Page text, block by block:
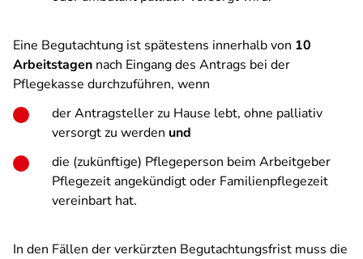
Eine Begutachtung ist spätestens innerhalb von 10
Arbeitstagen nach Eingang des Antrags bei der
Pflegekasse durchzuführen, wenn
der Antragsteller zu Hause lebt, ohne palliativ
versorgt zu werden und
die (zukünftige) Pflegeperson beim Arbeitgeber
Pflegezeit angekündigt oder Familienpflegezeit
vereinbart hat.
In den Fällen der verkürzten Begutachtungsfrist muss die